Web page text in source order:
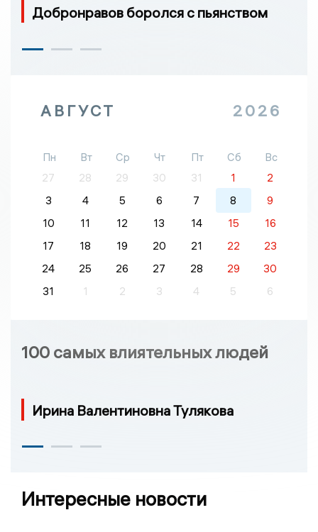
Добронравов боролся с пьянством
АВГУСТ 2026
Пн Вт Ср Чт Пт Сб
Вс
27
28 29 30 31 1
2
3
4 5 6 7 8
9
10
11 12 13 14 15
16
17
18 19 20 21 22
23
24
25 26 27 28 29
30
31
1 2 3 4 5 6
100 самых влиятельных людей
Ирина Валентиновна Тулякова
Интересные новости